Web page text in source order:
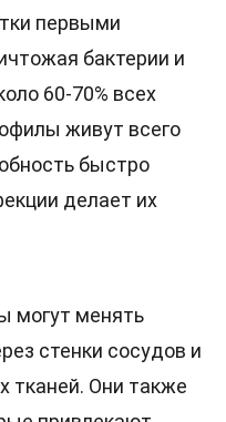
первыми
бактерии и
60-70% всех
живут всего
быстро
делает их
могут менять
стенки сосудов и
тканей. Они также